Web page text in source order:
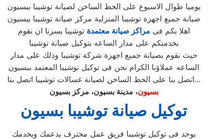
يوميا طوال الاسبوع على الخط الساخن لصيانة توشيبا ببسيون
صيانة جميع اجهزة توشيبا المنزلية مركز صيانة توشيبا ببسيون
اهلا بكم فى مراكز صيانة معتمدة توشيبا يسرنا ان نقوم
بخدمتكم على مدار الساعه بتوكيل صيانة توشيبا
حيث نقوم بصيانة جميع اجهزة شركة توشيبا وذلك على مدار
الساعه عملاؤنا الكرام نحن فى توكيل توشيبا المعتمد ببسيون
اتصل بنا على الخط الساخن لصيانة غسالات توشيبا اتصل بنا…
بسيون، مدينة بسيون، مركز بسيون
توكيل صيانة توشيبا بسيون
يوجد فى توكيل توشيبا فريق عمل محترف يدعمك ويخدمك